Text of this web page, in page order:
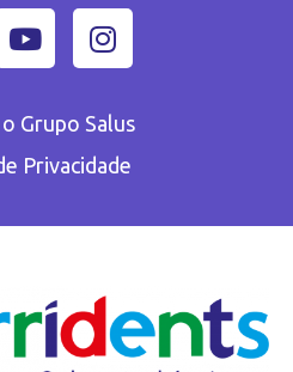
Grupo Salus
Privacidade